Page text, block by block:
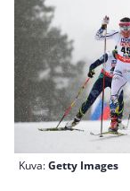
Kuva:Getty Images